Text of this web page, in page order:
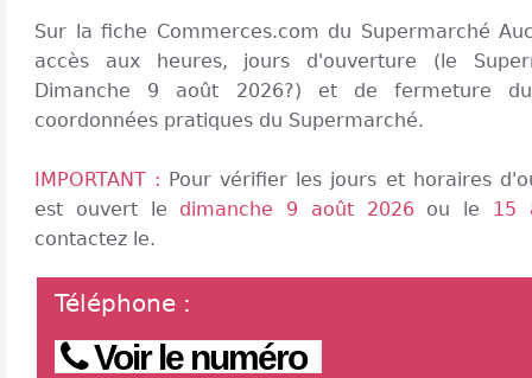
Sur la fiche Commerces.com du Supermarché
accès aux heures, jours d'ouverture (le
Dimanche 9 août 2026?) et de fermeture
coordonnées pratiques du Supermarché.
IMPORTANT : Pour vérifier les jours et horaires
est ouvert le dimanche 9 août 2026ou le 15
contactez le.
Téléphone :
Voir le numéro